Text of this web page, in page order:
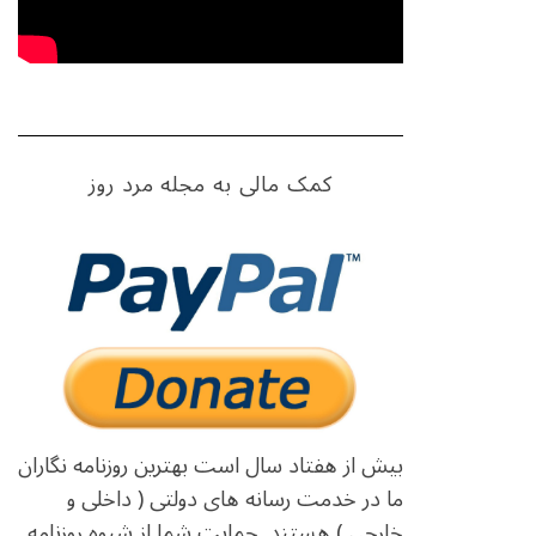
کمک مالی به مجله مرد روز
بیش از هفتاد سال است بهترین روزنامه نگاران
ما در خدمت رسانه های دولتی ( داخلی و